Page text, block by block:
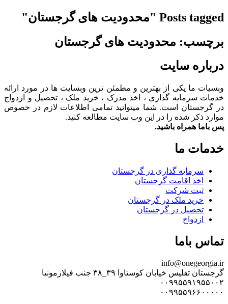
Posts tagged "محدودیت های گرجستان"
برچسب: محدودیت های گرجستان
درباره سایت
وبسیات ما یکی از بهترین و مطمئن ترین وبسایت ها در مورد ارائه
خدمات سرمایه گذاری ، اخذ مدرک ، خرید ملک ، تحصیل و ازدواج
در گرجستان است. شما میتوانید تمامی اطلاعات لازم در خصوص
موارد ذکر شده را در این وب سایت مطالعه کنید.
پس باما همراه باشید.
خدمات ما
سرمایه گذاری در گرجستان
اخذ اقامت گرجستان
ثبت شرکت
خرید ملک در گرجستان
تحصیل در گرجستان
ازدواج
تماس باما
info@onegeorgia.ir
گرجستان تفلیس خیابان کوستاوا ۳۹_۳۸ جنب فیلارمونیا
۰۰۹۹۵۵۹۱۹۵۵۰۰۲
۰۰۹۹۵۵۹۶۶۰۰۰۰۰